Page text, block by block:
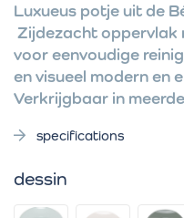
Luxueus potje uit de
Zijdezacht oppervlak
voor eenvoudige
en visueel modern en
Verkrijgbaar in
specifications
dessin